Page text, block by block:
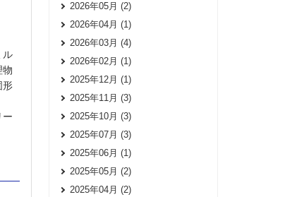
ル
物
形
ー
2026年05月 (2)
2026年04月 (1)
2026年03月 (4)
2026年02月 (1)
2025年12月 (1)
2025年11月 (3)
2025年10月 (3)
2025年07月 (3)
2025年06月 (1)
2025年05月 (2)
2025年04月 (2)